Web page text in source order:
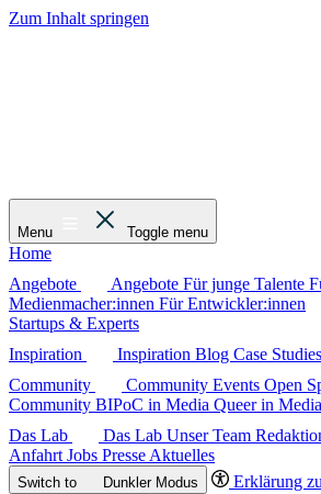
Zum Inhalt springen
Menu Toggle menu
Home
Angebote
Angebote Für junge Talente
Medienmacher:innen Für Entwickler:innen
Startups & Experts
Inspiration
Inspiration Blog Case Studies
Community
Community Events Open
Community BIPoC in Media Queer in Media
Das Lab
Das Lab Unser Team
Anfahrt Jobs Presse Aktuelles
Switch to DunklerModus Erklärung